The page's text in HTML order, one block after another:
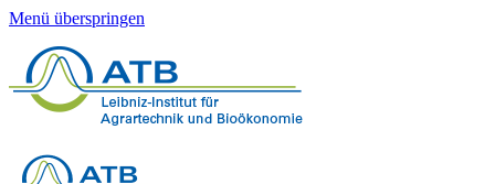
Menü überspringen